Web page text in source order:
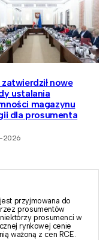
zatwierdził nowe
ustalania
magazynu
dla prosumenta
2026
przyjmowana do
prosumentów
prosumenci w
rynkowej cenie
ważoną z cen RCE.